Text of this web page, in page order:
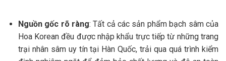
Nguồn gốc rõ ràng: Tất cả các sản phẩm bạch sâm của
Hoa Korean đều được nhập khẩu trực tiếp từ những trang
trại nhân sâm uy tín tại Hàn Quốc, trải qua quá trình kiểm